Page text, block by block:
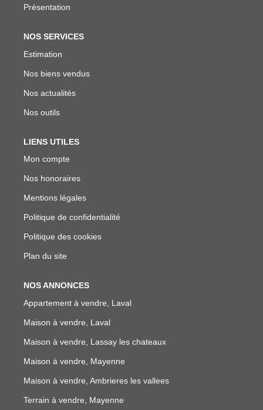
Présentation
NOS SERVICES
Estimation
Nos biens vendus
Nos actualités
Nos outils
LIENS UTILES
Mon compte
Nos honoraires
Mentions légales
Politique de confidentialité
Politique des cookies
Plan du site
NOS ANNONCES
Appartement à vendre, Laval
Maison à vendre, Laval
Maison à vendre, Lassay les chateaux
Maison à vendre, Mayenne
Maison à vendre, Ambrieres les vallees
Terrain à vendre, Mayenne